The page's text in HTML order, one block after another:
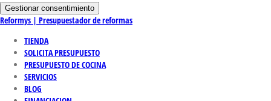
Gestionar consentimiento
Reformys | Presupuestador de reformas
TIENDA
SOLICITA PRESUPUESTO
PRESUPUESTO DE COCINA
SERVICIOS
BLOG